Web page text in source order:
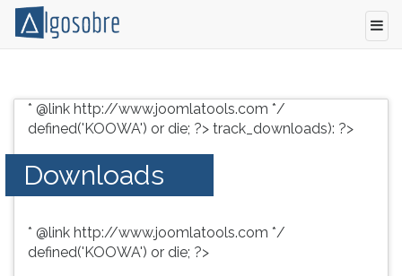
grátis
vestibular,
enem
concursos.
resumos
TAB
depois
F
para
ouvir
conteúdo
principal
* @link http://www.joomlatools.com */
defined('KOOWA') or die; ?> track_downloads): ?>
Downloads
* @link http://www.joomlatools.com */
defined('KOOWA') or die; ?>